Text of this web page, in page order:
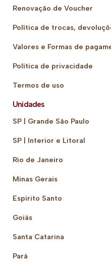
Renovação de Voucher
Política de trocas,
Valores e Formas de
Política de privacidade
Termos de uso
Unidades
SP | Grande São Paulo
SP | Interior e Litoral
Rio de Janeiro
Minas Gerais
Espírito Santo
Goiás
Santa Catarina
Pará